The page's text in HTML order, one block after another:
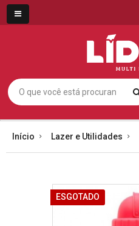
Início Lazer e Utilidades
ESGOTADO